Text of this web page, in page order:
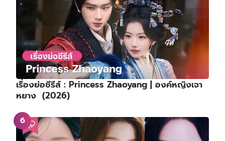
เรื่องย่อซีรีส์ : Princess Zhaoyang | องค์หญิงเจา
หยาง (2026)